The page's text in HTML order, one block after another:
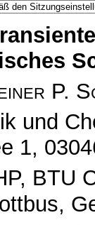
P.
und
1,
BTU